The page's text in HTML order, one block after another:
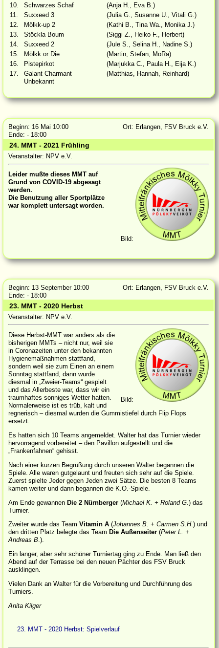
10.
Schwarzes Schaf
(Anja H., Eva B.)
11.
Suxxeed 3
(Julia G., Susanne U., Vitali G.)
12.
Mölkk-up 2
(Kathi B., Tina Wa., Monika J.)
13.
Stöckla Boum
(Siggi Z., Heiko F., Herbert)
14.
Suxxeed 2
(Jule S., Selina H., Nadine S.)
15.
Mölkk or Die
(Martin, Stefan, MoRa)
16.
Pistepirkot
(Marjukka C., Paula H., Eija K.)
17.
Galant Charmant
Unbekannt
(Matthias, Hannah, Reinhard)
Beginn: 16 Mai 10:00
Ort: Erlangen, FSV Bruck e.V.
Ende: - 18:00
24. MMT - 2021 Frühling
Veranstalter: NPV e.V.
Bild:
Leider mußte dieses MMT auf
Grund von COVID-19 abgesagt
werden.
Die Benutzung aller Sportplätze
war komplett untersagt worden.
Beginn: 13 September 10:00
Ort: Erlangen, FSV Bruck e.V.
Ende: - 18:00
23. MMT - 2020 Herbst
Veranstalter: NPV e.V.
Bild:
Diese Herbst-MMT war anders als die
bisherigen MMTs – nicht nur, weil sie
in Coronazeiten unter den bekannten
Hygienemaßnahmen stattfand,
sondern weil sie zum Einen an einem
Sonntag stattfand, dann wurde
diesmal in „Zweier-Teams“ gespielt
und das Allerbeste war, dass wir ein
traumhaftes sonniges Wetter hatten.
Normalerweise ist es trüb, kalt und
regnerisch – diesmal wurden die Gummistiefel durch Flip Flops
ersetzt.
Es hatten sich 10 Teams angemeldet. Walter hat das Turnier wieder
hervorragend vorbereitet – den Pavillon aufgestellt und die
„Frankenfahnen“ gehisst.
Nach einer kurzen Begrüßung durch unseren Walter begannen die
Spiele. Alle waren gutgelaunt und freuten sich sehr auf die Spiele.
Zuerst spielte Jeder gegen Jeden zwei Sätze. Die besten 8 Teams
kamen weiter und dann begannen die K.O.-Spiele.
Am Ende gewannenDie 2 Nürnberger (Michael K. + Roland G .) das
Turnier.
Zweiter wurde das TeamVitamin A (Johannes B. + Carmen S.H.) und
den dritten Platz belegte das Team Die Außenseiter (Peter L. +
Andreas B.).
Ein langer, aber sehr schöner Turniertag ging zu Ende. Man ließ den
Abend auf der Terrasse bei den neuen Pächter des FSV Bruck
ausklingen.
Vielen Dank an Walter für die Vorbereitung und Durchführung des
Turniers.
Anita Kilger
23. MMT - 2020 Herbst: Spielverlauf